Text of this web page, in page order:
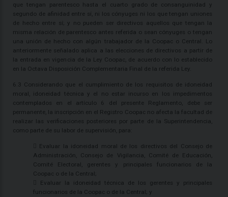
que tengan parentesco hasta el cuarto grado de consanguinidad y
segundo de afinidad entre sí, ni los cónyuges ni los que tengan uniones
de hecho entre sí; y no pueden ser directivos aquellos que tengan la
misma relación de parentesco antes referida o sean cónyuges o tengan
una unión de hecho con algún trabajador de la Coopac o Central. Lo
anteriormente señalado aplica a las elecciones de directivos a partir de
la entrada en vigencia de la Ley Coopac, de acuerdo con lo establecido
en la Octava Disposición Complementaria Final de la referida Ley.
6.3 Considerando que el cumplimiento de los requisitos de idoneidad
moral, idoneidad técnica y el no estar incurso en los impedimentos
contemplados en el artículo 6 del presente Reglamento, debe ser
permanente, la inscripción en el Registro Coopac no afecta la facultad de
realizar las verificaciones posteriores por parte de la Superintendencia,
como parte de su labor de supervisión, para:
 Evaluar la idoneidad moral de los directivos del Consejo de
Administración, Consejo de Vigilancia, Comité de Educación,
Comité Electoral, gerentes y principales funcionarios de la
Coopac o de la Central;
 Evaluar la idoneidad técnica de los gerentes y principales
funcionarios de la Coopac o de la Central; y